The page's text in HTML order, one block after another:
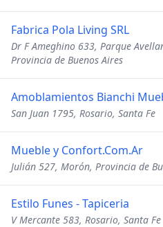
Fabrica Pola Living SRL
Dr F Ameghino 633, Parque
Provincia de Buenos Aires
San Juan 1795, Rosario, Santa Fe
Mueble y Confort.Com.Ar
Julián 527, Morón, Provincia de
Estilo Funes - Tapiceria
V Mercante 583, Rosario, Santa Fe